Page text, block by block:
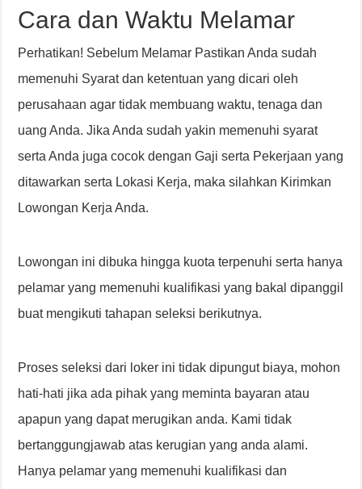
Cara dan Waktu Melamar
Perhatikan! Sebelum Melamar Pastikan Anda sudah
memenuhi Syarat dan ketentuan yang dicari oleh
perusahaan agar tidak membuang waktu, tenaga dan
uang Anda. Jika Anda sudah yakin memenuhi syarat
serta Anda juga cocok dengan Gaji serta Pekerjaan yang
ditawarkan serta Lokasi Kerja, maka silahkan Kirimkan
Lowongan Kerja Anda.
Lowongan ini dibuka hingga kuota terpenuhi serta hanya
pelamar yang memenuhi kualifikasi yang bakal dipanggil
buat mengikuti tahapan seleksi berikutnya.
Proses seleksi dari loker ini tidak dipungut biaya, mohon
hati-hati jika ada pihak yang meminta bayaran atau
apapun yang dapat merugikan anda. Kami tidak
bertanggungjawab atas kerugian yang anda alami.
Hanya pelamar yang memenuhi kualifikasi dan